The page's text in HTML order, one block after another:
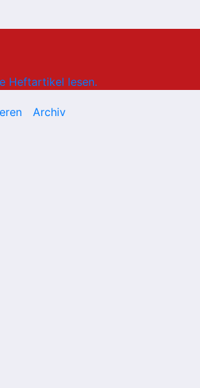
Heftartikel lesen.
Archiv